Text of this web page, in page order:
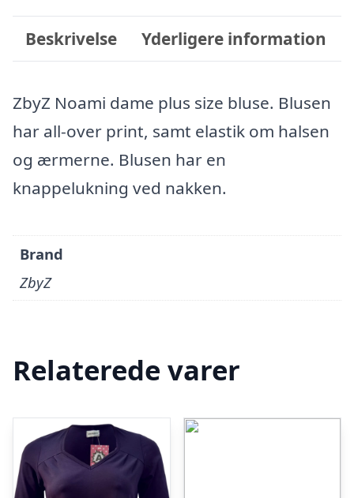
Beskrivelse Yderligere information
ZbyZ Noami dame plus size bluse. Blusen
har all-over print, samt elastik om halsen
og ærmerne. Blusen har en
knappelukning ved nakken.
Brand
ZbyZ
Relaterede varer